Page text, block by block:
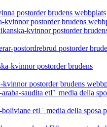
postorder brudens webbplats
kvinnor postorder brudens
kvinnor postorder
postordrebrud postorder
kvinnor postorder brudens
postorder brudens
saudita etГ media della
etГ media della sposa